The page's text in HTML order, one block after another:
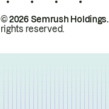
© 2026 Semrush Holdings.
rights reserved.